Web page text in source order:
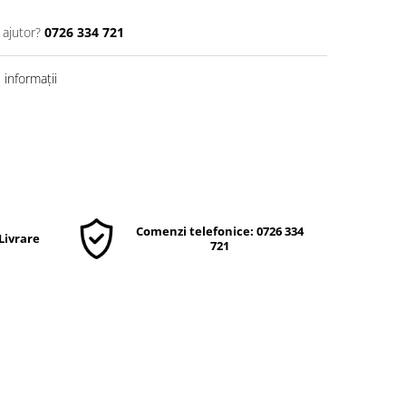
0726 334 721
Comenzi telefonice: 0726 334
721